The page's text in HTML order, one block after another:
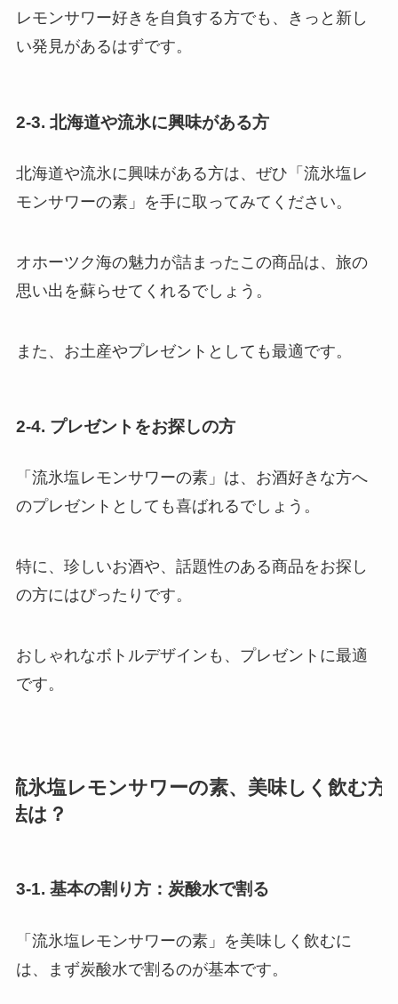
レモンサワー好きを自負する方でも、きっと新し
い発見があるはずです。
2-3. 北海道や流氷に興味がある方
北海道や流氷に興味がある方は、ぜひ「流氷塩レ
モンサワーの素」を手に取ってみてください。
オホーツク海の魅力が詰まったこの商品は、旅の
思い出を蘇らせてくれるでしょう。
また、お土産やプレゼントとしても最適です。
2-4. プレゼントをお探しの方
「流氷塩レモンサワーの素」は、お酒好きな方へ
のプレゼントとしても喜ばれるでしょう。
特に、珍しいお酒や、話題性のある商品をお探し
の方にはぴったりです。
おしゃれなボトルデザインも、プレゼントに最適
です。
流氷塩レモンサワーの素、美味しく飲む方
法は？
3-1. 基本の割り方：炭酸水で割る
「流氷塩レモンサワーの素」を美味しく飲むに
は、まず炭酸水で割るのが基本です。